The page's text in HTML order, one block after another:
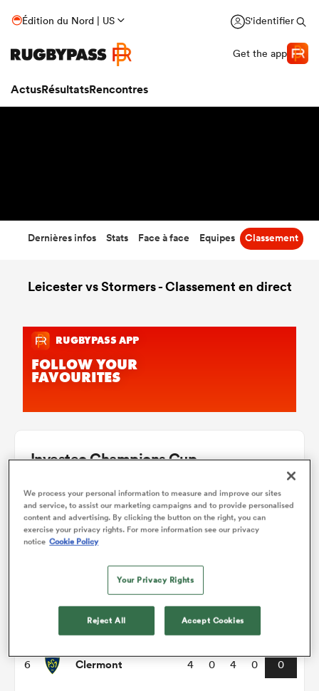
Édition du Nord | US S'identifier
Get the app
ActusRésultatsRencontres
Dernières infos Stats Face à face Equipes Classement
Leicester vs Stormers - Classement en direct
Investec Champions Cup
Pool 1 P W L D
Total
1
Glasgow 4 4 0 0
Toulouse
4
Saracens 4 2 2 0
Sharks 4 2 2 0
6 Clermont 4 0 4 0 0
We process your personal information to measure and improve our sites
and service, to assist our marketing campaigns and to provide personalised
content and advertising. By clicking the button on the right, you can
exercise your privacy rights. For more information see our privacy
notice Cookie Policy
Your Privacy Rights
Reject All Accept Cookies